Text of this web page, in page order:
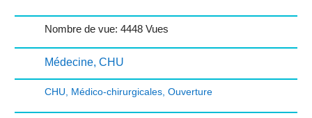
Nombre de vue: 4448 Vues
Médecine, CHU
CHU Médico-chirurgicales, Ouverture